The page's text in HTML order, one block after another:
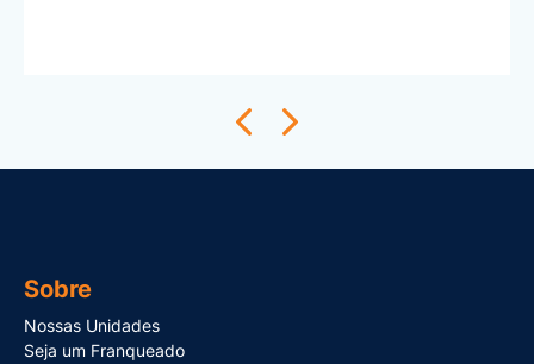
Sobre
Nossas Unidades
Seja um Franqueado